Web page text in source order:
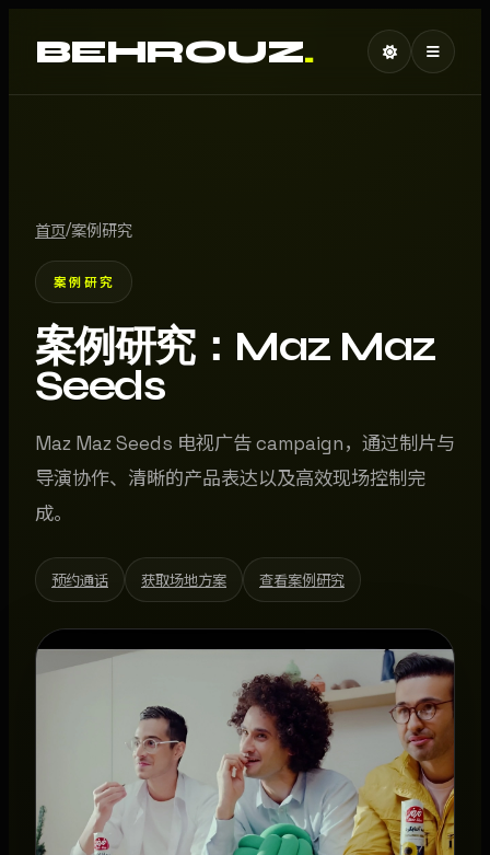
BEHROUZ.
首页/案例研究
案例研究
案例研究：Maz Maz
Seeds
Maz Maz Seeds 电视广告 campaign，通过制片与
导演协作、清晰的产品表达以及高效现场控制完
成。
预约通话 获取场地方案 查看案例研究